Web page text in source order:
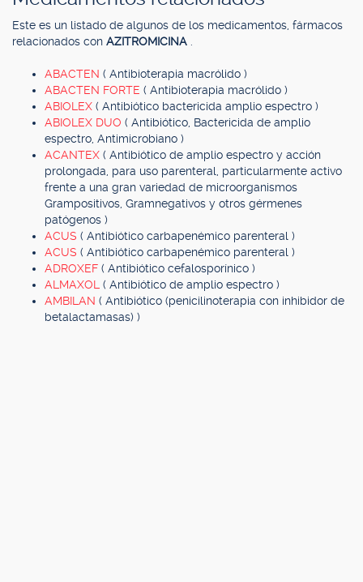
Este es un listado de algunos de los medicamentos, fármacos
relacionados con AZITROMICINA
ABACTEN ( Antibioterapia macrólido )
ABACTEN FORTE ( Antibioterapia macrólido )
ABIOLEX ( Antibiótico bactericida amplio espectro )
ABIOLEX DUO ( Antibiótico, Bactericida de amplio
espectro, Antimicrobiano )
ACANTEX ( Antibiótico de amplio espectro y acción
prolongada, para uso parenteral, particularmente activo
frente a una gran variedad de microorganismos
Grampositivos, Gramnegativos y otros gérmenes
patógenos )
ACUS ( Antibiótico carbapenémico parenteral )
ACUS ( Antibiótico carbapenémico parenteral )
ADROXEF ( Antibiótico cefalosporínico )
ALMAXOL ( Antibiótico de amplio espectro )
AMBILAN ( Antibiótico (penicilinoterapia con inhibidor de
betalactamasas) )